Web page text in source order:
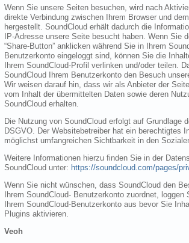
Wenn Sie unsere Seiten besuchen, wird nach
direkte Verbindung zwischen Ihrem Browser und
hergestellt. SoundCloud erhält dadurch die
IP-Adresse unsere Seite besucht haben. Wenn Sie
“Share-Button” anklicken während Sie in Ihrem
Benutzerkonto eingeloggt sind, können Sie die
Ihrem SoundCloud-Profil verlinken und/oder teilen.
SoundCloud Ihrem Benutzerkonto den Besuch
Wir weisen darauf hin, dass wir als Anbieter der
vom Inhalt der übermittelten Daten sowie deren
SoundCloud erhalten.
Die Nutzung von SoundCloud erfolgt auf Grundlage
DSGVO. Der Websitebetreiber hat ein berechtigtes
möglichst umfangreichen Sichtbarkeit in den
Weitere Informationen hierzu finden Sie in der
SoundCloud unter: https://soundcloud.com/pages/
Wenn Sie nicht wünschen, dass SoundCloud den
Ihrem SoundCloud- Benutzerkonto zuordnet,
Ihrem SoundCloud-Benutzerkonto aus bevor Sie
Plugins aktivieren.
Veoh